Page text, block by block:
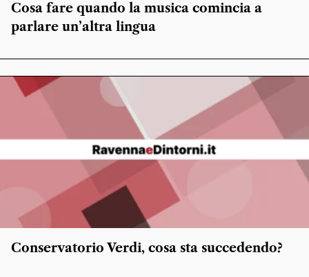
Cosa fare quando la musica comincia a
parlare un’altra lingua
Conservatorio Verdi, cosa sta succedendo?